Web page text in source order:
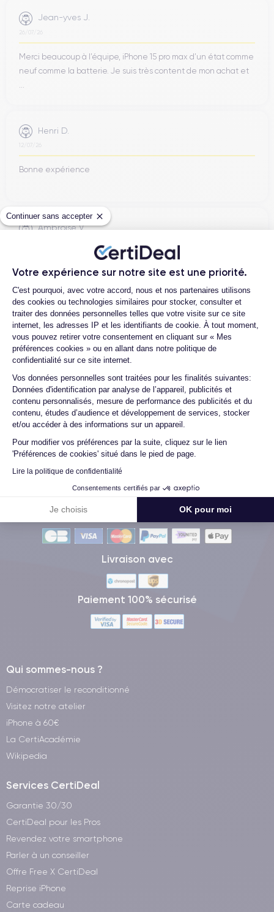
Continuer sans accepter
Votre expérience sur notre site est une priorité.
Plateforme de Gestion du
C'est pourquoi, avec votre accord, nous et nos partenaires utilisons
des cookies ou technologies similaires pour stocker, consulter et
traiter des données personnelles telles que votre visite sur ce site
internet, les adresses IP et les identifiants de cookie. À tout moment,
vous pouvez retirer votre consentement en cliquant sur « Mes
préférences cookies » ou en allant dans notre politique de
confidentialité sur ce site internet.
Vos données personnelles sont traitées pour les finalités suivantes:
Données d'identification par analyse de l’appareil, publicités et
contenu personnalisés, mesure de performance des publicités et du
contenu, études d’audience et développement de services, stocker
et/ou accéder à des informations sur un appareil.
Pour modifier vos préférences par la suite, cliquez sur le lien
'Préférences de cookies' situé dans le pied de page.
Lire la politique de confidentialité
Consentements certifiés par
Je choisis OK pour moi
Axeptio consent
Jean-yves J.
26/07/26
Merci beaucoup à l’équipe, iPhone 15 pro max d’un état comme
neuf comme la batterie. Je suis très content de mon achat et
Henri D.
12/07/26
Bonne expérience
Ambroise V.
Franchement super content ! J'ai acheté mon iPhone 14 Pro
chez eux et rien à redire, il est nickel. La batterie a été
changée ...
Marc B.
Très bien, service impeccable, satisfait de mon achat. Je
recommande !
Voir tous les avis
Méthodes de Paiement
Livraison avec
Paiement 100% sécurisé
Qui sommes-nous ?
Démocratiser le reconditionné
Visitez notre atelier
iPhone à 60€
La CertiAcadémie
Wikipedia
Services CertiDeal
Garantie 30/30
CertiDeal pour les Pros
Revendez votre smartphone
Parler à un conseiller
Offre Free X CertiDeal
Reprise iPhone
Carte cadeau